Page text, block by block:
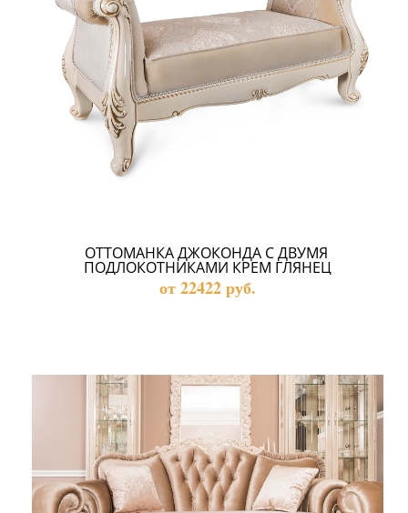
ОТТОМАНКА ДЖОКОНДА С ДВУМЯ
ПОДЛОКОТНИКАМИ КРЕМ ГЛЯНЕЦ
от 22422 руб.